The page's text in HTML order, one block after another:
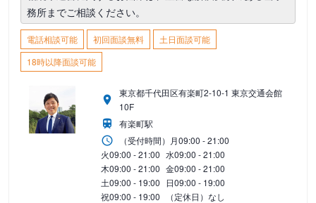
務所までご相談ください。
電話相談可能 初回面談無料
土日面談可能
18時以降面談可能
東京都千代田区有楽町2-10-1 東京交通会館
10F
有楽町駅
（受付時間） 月09:00 - 21:00
火09:00 - 21:00 水09:00 - 21:00
木09:00 - 21:00 金09:00 - 21:00
土09:00 - 19:00 日09:00 - 19:00
祝09:00 - 19:00 （定休日）なし